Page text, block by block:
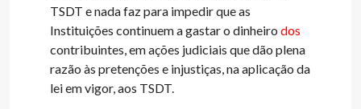
TSDT e nada faz para impedir que as
Instituições continuem a gastar o dinheiro dos
contribuintes, em ações judiciais que dão plena
razão às pretenções e injustiças, na aplicação da
lei em vigor, aos TSDT.